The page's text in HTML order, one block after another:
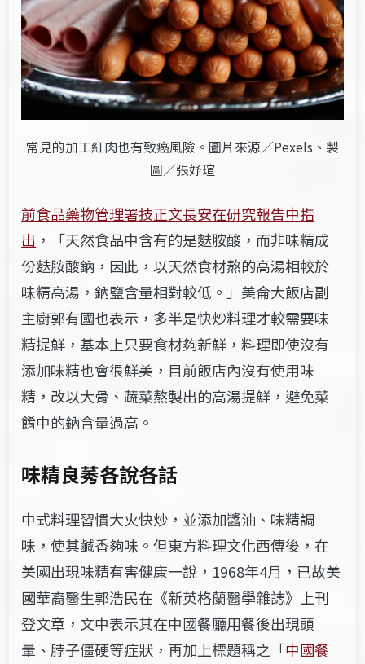
常見的加工紅肉也有致癌風險。圖片來源／Pexels、製
圖／張妤瑄
前食品藥物管理署技正文長安在研究報告中指
出 ，「天然食品中含有的是麩胺酸，而非味精成
份麩胺酸鈉，因此，以天然食材熬的高湯相較於
味精高湯，鈉鹽含量相對較低。」美侖大飯店副
主廚郭有國也表示，多半是快炒料理才較需要味
精提鮮，基本上只要食材夠新鮮，料理即使沒有
添加味精也會很鮮美，目前飯店內沒有使用味
精，改以大骨、蔬菜熬製出的高湯提鮮，避免菜
餚中的鈉含量過高。
味精良莠各說各話
中式料理習慣大火快炒，並添加醬油、味精調
味，使其鹹香夠味。但東方料理文化西傳後，在
美國出現味精有害健康一說，1968年4月，已故美
國華裔醫生郭浩民在《新英格蘭醫學雜誌》上刊
登文章，文中表示其在中國餐廳用餐後出現頭
暈、脖子僵硬等症狀，再加上標題稱之「中國餐